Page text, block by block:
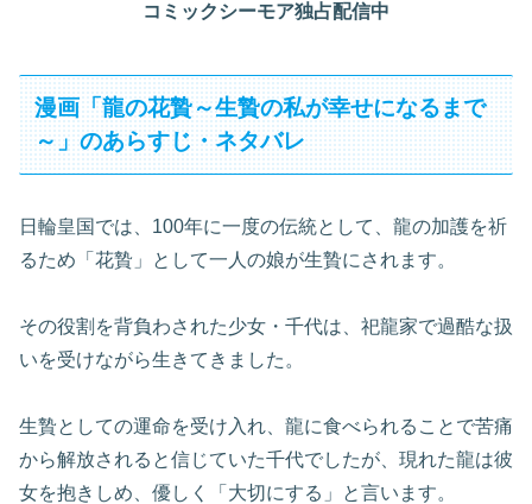
コミックシーモア独占配信中
漫画「龍の花贄～生贄の私が幸せになるまで
～」のあらすじ・ネタバレ
日輪皇国では、100年に一度の伝統として、龍の加護を祈
るため「花贄」として一人の娘が生贄にされます。
その役割を背負わされた少女・千代は、祀龍家で過酷な扱
いを受けながら生きてきました。
生贄としての運命を受け入れ、龍に食べられることで苦痛
から解放されると信じていた千代でしたが、現れた龍は彼
女を抱きしめ、優しく「大切にする」と言います。